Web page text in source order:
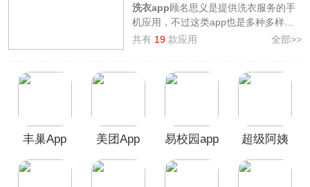
洗衣app顾名思义是提供洗衣服务的手
机应用，不过这类app也是多种多样
的，像有的是提供智能洗衣服务，可扫
app上购买洗衣套餐，等待商家上门取
为此，本站整理制作了
洗衣软件合集
其中提供了如e袋洗、福奈特洗衣、至
衣软件，欢迎广大用户前来本站挑选下
共有 19 款应用 全部>>
丰巢App 美团App 易校园app
超级阿姨